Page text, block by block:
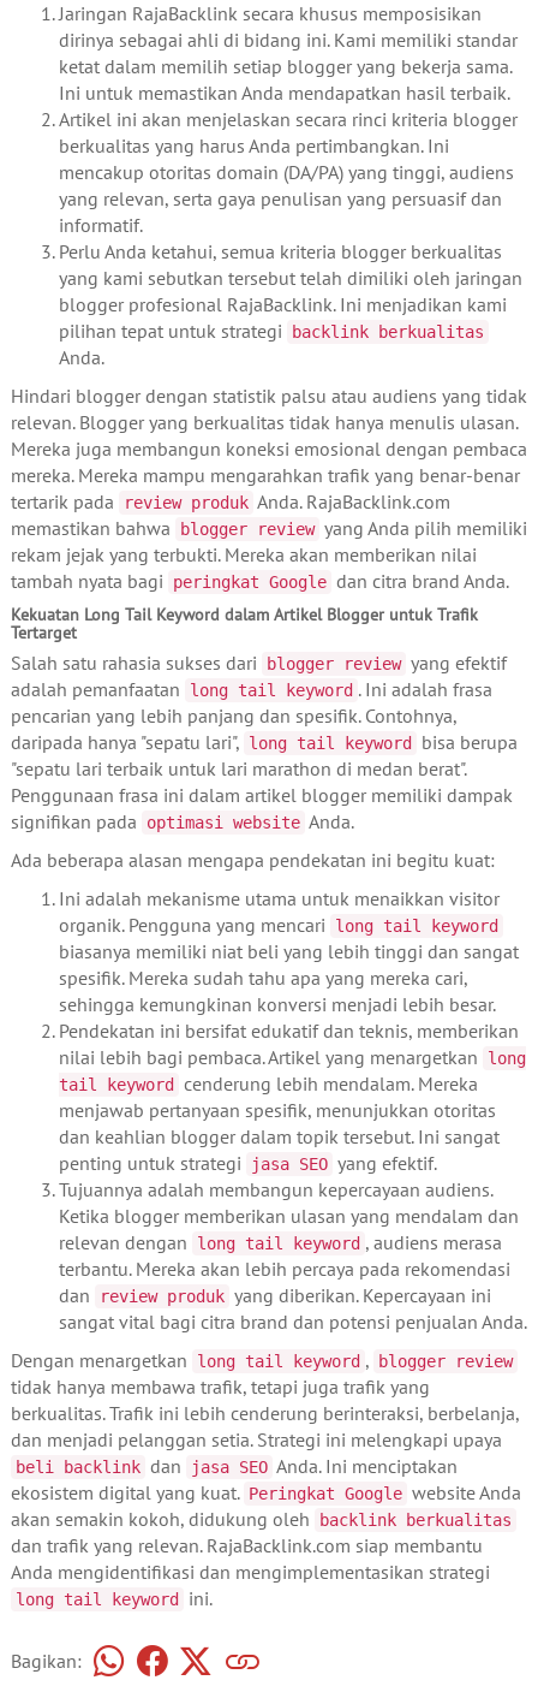
Jaringan RajaBacklink secara khusus memposisikan
dirinya sebagai ahli di bidang ini. Kami memiliki standar
ketat dalam memilih setiap blogger yang bekerja sama.
Ini untuk memastikan Anda mendapatkan hasil terbaik.
Artikel ini akan menjelaskan secara rinci kriteria blogger
berkualitas yang harus Anda pertimbangkan. Ini
mencakup otoritas domain (DA/PA) yang tinggi, audiens
yang relevan, serta gaya penulisan yang persuasif dan
informatif.
Perlu Anda ketahui, semua kriteria blogger berkualitas
yang kami sebutkan tersebut telah dimiliki oleh jaringan
blogger profesional RajaBacklink. Ini menjadikan kami
pilihan tepat untuk strategi
backlink berkualitas
Anda.
Hindari blogger dengan statistik palsu atau audiens yang tidak
relevan. Blogger yang berkualitas tidak hanya menulis ulasan.
Mereka juga membangun koneksi emosional dengan pembaca
mereka. Mereka mampu mengarahkan trafik yang benar-benar
tertarik pada
review produk Anda. RajaBacklink.com
memastikan bahwa
blogger review yang Anda pilih memiliki
rekam jejak yang terbukti. Mereka akan memberikan nilai
tambah nyata bagi
peringkat Google dan citra brand Anda.
Kekuatan Long Tail Keyword dalam Artikel Blogger untuk Trafik
Tertarget
Salah satu rahasia sukses dari blogger review yang efektif
adalah pemanfaatan
long tail keyword . Ini adalah frasa
pencarian yang lebih panjang dan spesifik. Contohnya,
daripada hanya "sepatu lari", long tail keyword
bisa berupa
"sepatu lari terbaik untuk lari marathon di medan berat".
Penggunaan frasa ini dalam artikel blogger memiliki dampak
signifikan pada
optimasi website Anda.
Ada beberapa alasan mengapa pendekatan ini begitu kuat:
Ini adalah mekanisme utama untuk menaikkan visitor
organik. Pengguna yang mencari
long tail keyword
biasanya memiliki niat beli yang lebih tinggi dan sangat
spesifik. Mereka sudah tahu apa yang mereka cari,
sehingga kemungkinan konversi menjadi lebih besar.
Pendekatan ini bersifat edukatif dan teknis, memberikan
nilai lebih bagi pembaca. Artikel yang menargetkan
long
tail keyword
cenderung lebih mendalam. Mereka
menjawab pertanyaan spesifik, menunjukkan otoritas
dan keahlian blogger dalam topik tersebut. Ini sangat
penting untuk strategi
jasa SEO yang efektif.
Tujuannya adalah membangun kepercayaan audiens.
Ketika blogger memberikan ulasan yang mendalam dan
relevan dengan
long tail keyword , audiens merasa
terbantu. Mereka akan lebih percaya pada rekomendasi
dan
review produk yang diberikan. Kepercayaan ini
sangat vital bagi citra brand dan potensi penjualan Anda.
Dengan menargetkan
long tail keyword , blogger review
tidak hanya membawa trafik, tetapi juga trafik yang
berkualitas. Trafik ini lebih cenderung berinteraksi, berbelanja,
dan menjadi pelanggan setia. Strategi ini melengkapi upaya
beli backlink dan jasa SEO Anda. Ini menciptakan
ekosistem digital yang kuat. Peringkat Google website Anda
akan semakin kokoh, didukung oleh
backlink berkualitas
dan trafik yang relevan. RajaBacklink.com siap membantu
Anda mengidentifikasi dan mengimplementasikan strategi
long tail keyword ini.
Bagikan: